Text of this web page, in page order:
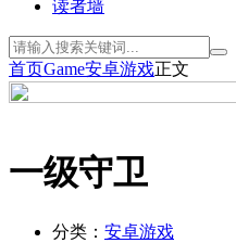
读者墙
首页Game安卓游戏正文
一级守卫
分类： 安卓游戏